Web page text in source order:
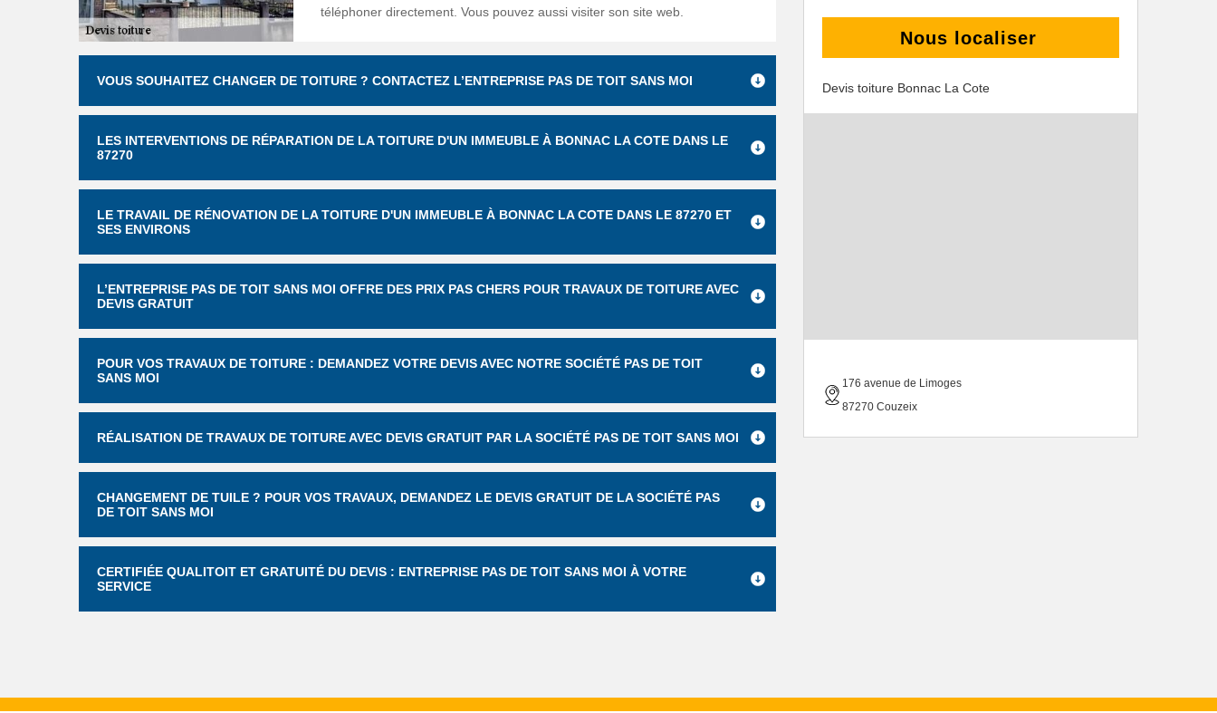
téléphoner directement. Vous pouvez aussi visiter son site web.
VOUS SOUHAITEZ CHANGER DE TOITURE ? CONTACTEZ L’ENTREPRISE PAS DE TOIT SANS MOI
LES INTERVENTIONS DE RÉPARATION DE LA TOITURE D'UN IMMEUBLE À BONNAC LA COTE DANS LE
87270
LE TRAVAIL DE RÉNOVATION DE LA TOITURE D'UN IMMEUBLE À BONNAC LA COTE DANS LE 87270 ET
SES ENVIRONS
L’ENTREPRISE PAS DE TOIT SANS MOI OFFRE DES PRIX PAS CHERS POUR TRAVAUX DE TOITURE AVEC
DEVIS GRATUIT
POUR VOS TRAVAUX DE TOITURE : DEMANDEZ VOTRE DEVIS AVEC NOTRE SOCIÉTÉ PAS DE TOIT
SANS MOI
RÉALISATION DE TRAVAUX DE TOITURE AVEC DEVIS GRATUIT PAR LA SOCIÉTÉ PAS DE TOIT SANS MOI
CHANGEMENT DE TUILE ? POUR VOS TRAVAUX, DEMANDEZ LE DEVIS GRATUIT DE LA SOCIÉTÉ PAS
DE TOIT SANS MOI
CERTIFIÉE QUALITOIT ET GRATUITÉ DU DEVIS : ENTREPRISE PAS DE TOIT SANS MOI À VOTRE
SERVICE
Nous localiser
Devis toiture Bonnac La Cote
176 avenue de Limoges
87270 Couzeix